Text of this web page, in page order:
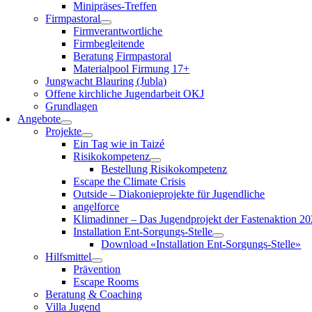
Minipräses-Treffen
Firmpastoral
Firmverantwortliche
Firmbegleitende
Beratung Firmpastoral
Materialpool Firmung 17+
Jungwacht Blauring (Jubla)
Offene kirchliche Jugendarbeit OKJ
Grundlagen
Angebote
Projekte
Ein Tag wie in Taizé
Risikokompetenz
Bestellung Risikokompetenz
Escape the Climate Crisis
Outside – Diakonieprojekte für Jugendliche
angelforce
Klimadinner – Das Jugendprojekt der Fastenaktion
Installation Ent-Sorgungs-Stelle
Download «Installation Ent-Sorgungs-Stelle»
Hilfsmittel
Prävention
Escape Rooms
Beratung & Coaching
Villa Jugend